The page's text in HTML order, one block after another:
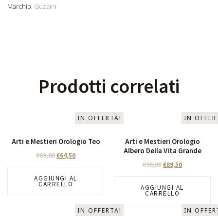
Marchio: Guzzini
Prodotti correlati
IN OFFERTA!
Arti e Mestieri Orologio Teo
€69,00€64,50
AGGIUNGI AL
CARRELLO
IN
Arti e Mestieri Orologio
Albero Della Vita Grande
€96,00€89,50
AGGIUNGI AL
CARRELLO
IN OFFERTA! IN